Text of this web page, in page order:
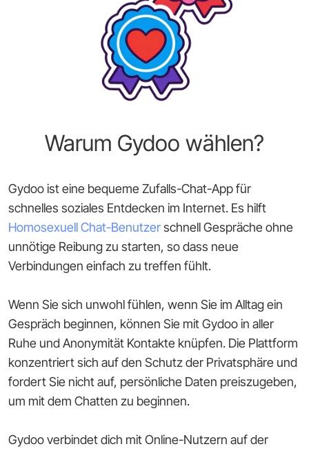
Warum Gydoo wählen?
Gydoo ist eine bequeme Zufalls-Chat-App für
schnelles soziales Entdecken im Internet. Es hilft
Homosexuell Chat-Benutzerschnell Gespräche ohne
unnötige Reibung zu starten, so dass neue
Verbindungen einfach zu treffen fühlt.
Wenn Sie sich unwohl fühlen, wenn Sie im Alltag ein
Gespräch beginnen, können Sie mit Gydoo in aller
Ruhe und Anonymität Kontakte knüpfen. Die Plattform
konzentriert sich auf den Schutz der Privatsphäre und
fordert Sie nicht auf, persönliche Daten preiszugeben,
um mit dem Chatten zu beginnen.
Gydoo verbindet dich mit Online-Nutzern auf der